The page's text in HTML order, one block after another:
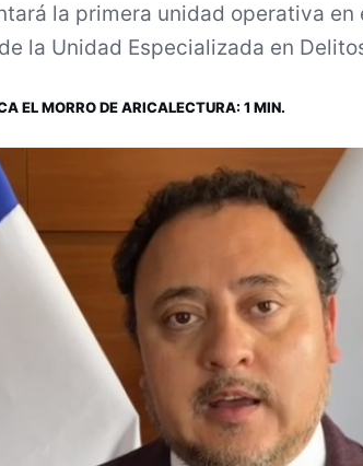
la primera unidad operativa en
la Unidad Especializada en
EL MORRO DE ARICALECTURA: 1 MIN.